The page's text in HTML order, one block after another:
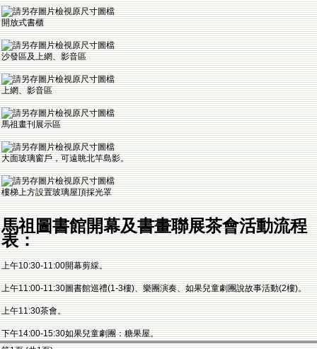
開放式書櫃
沙發區及上網、影音區
上網、影音區
馬祖畫刊展示區
大面玻璃窗戶，可遠眺北竿島影。
樓梯上方設置玻璃屋頂採光罩
馬祖圖書館開幕及書畫聯展茶會活動流程
表：
上午10:30-11:00開幕剪綵。
上午11:00-11:30圖書館巡禮(1-3樓)、樂團演奏、如果兒童劇團說故事活動(2樓)。
上午11:30茶會。
下午14:00-15:30如果兒童劇團：糖果屋。